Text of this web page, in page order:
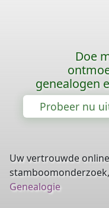
Doe
genealogen
Probeer nu
Uw vertrouwde
Genealogie